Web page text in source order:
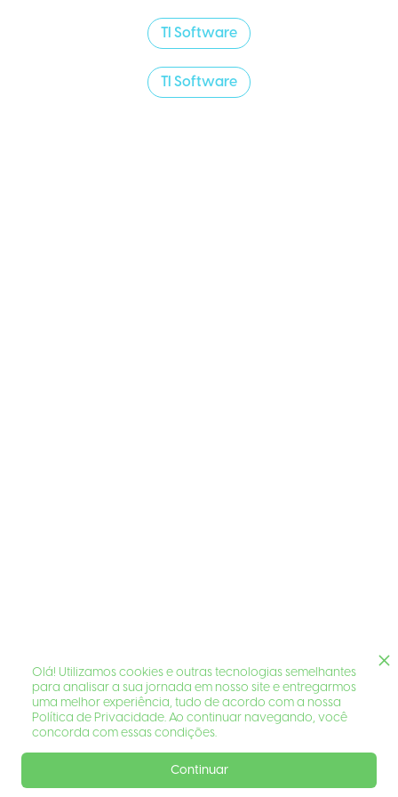
TI Software
TI Software
Olá! Utilizamos cookies e outras tecnologias semelhantes
para analisar a sua jornada em nosso site e entregarmos
uma melhor experiência, tudo de acordo com a nossa
Política de Privacidade. Ao continuar navegando, você
concorda com essas condições.
Continuar